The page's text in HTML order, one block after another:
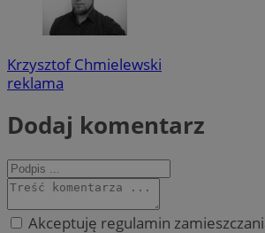
Krzysztof Chmielewski
reklama
Dodaj komentarz
Akceptuję regulamin